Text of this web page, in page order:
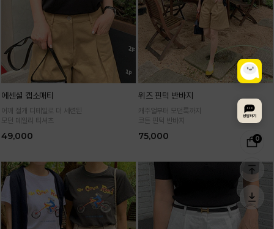
0
에센셜 캡소매티
어깨 절개 디테일로 더 세련된
모던 데일리 티셔츠
49,000
위즈 핀턱 반바지
캐주얼부터 모던룩까지
코튼 핀턱 반바지
75,000